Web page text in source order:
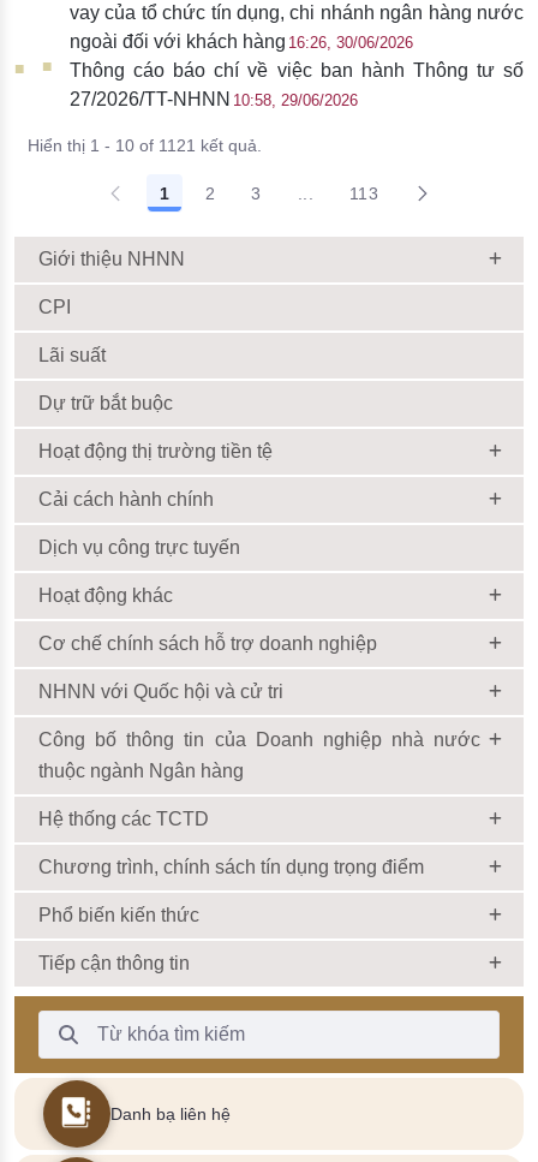
vay của tổ chức tín dụng, chi nhánh ngân hàng nước
ngoài đối với khách hàng​​​ 16:26, 30/06/2026
Thông cáo báo chí về việc ban hành Thông tư số
27/2026/TT-NHNN 10:58, 29/06/2026
Hiển thị 1 - 10 of 1121 kết quả.
1 2 3 113
Giới thiệu NHNN
CPI
Lãi suất
Dự trữ bắt buộc
Hoạt động thị trường tiền tệ
Cải cách hành chính
Dịch vụ công trực tuyến
Hoạt động khác
Cơ chế chính sách hỗ trợ doanh nghiệp
NHNN với Quốc hội và cử tri
Công bố thông tin của Doanh nghiệp nhà nước
thuộc ngành Ngân hàng
Hệ thống các TCTD
Chương trình, chính sách tín dụng trọng điểm
Phổ biến kiến thức
Tiếp cận thông tin
Thanh Tìm kiếm
Danh bạ liên hệ